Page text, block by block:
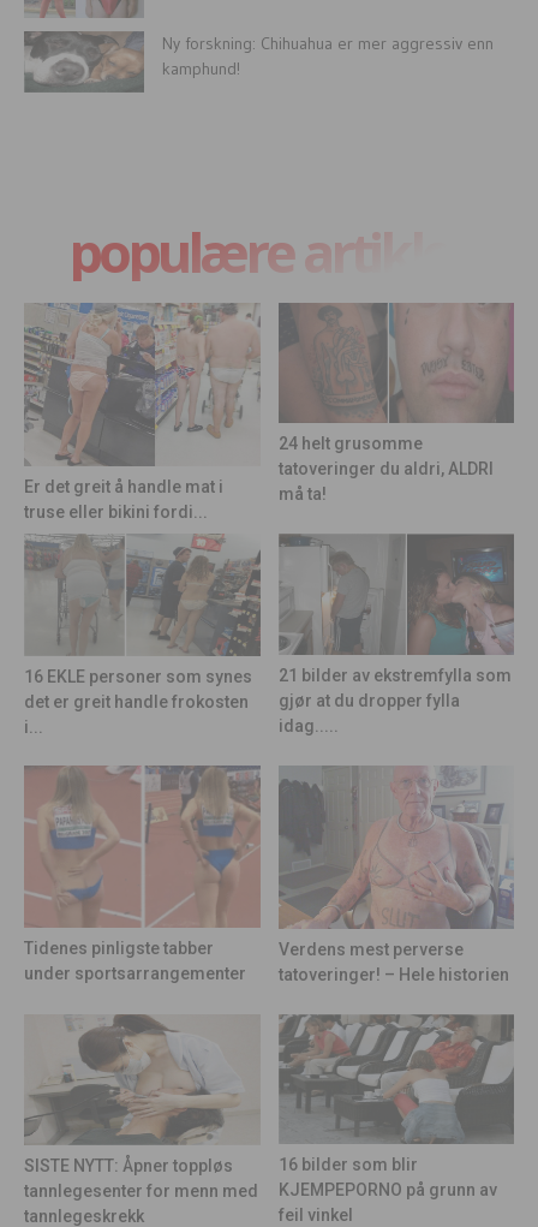
Ny forskning: Chihuahua er mer aggressiv enn
kamphund!
populære artikler
Er det greit å handle mat i
truse eller bikini fordi...
24 helt grusomme
tatoveringer du aldri, ALDRI
må ta!
16 EKLE personer som synes
det er greit handle frokosten
i...
21 bilder av ekstremfylla som
gjør at du dropper fylla
idag.....
Tidenes pinligste tabber
under sportsarrangementer
Verdens mest perverse
tatoveringer! – Hele historien
SISTE NYTT: Åpner toppløs
tannlegesenter for menn med
tannlegeskrekk
16 bilder som blir
KJEMPEPORNO på grunn av
feil vinkel